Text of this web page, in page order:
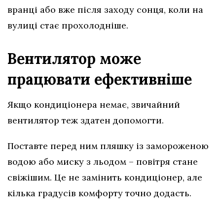
вранці або вже після заходу сонця, коли на
вулиці стає прохолодніше.
Вентилятор може
працювати ефективніше
Якщо кондиціонера немає, звичайний
вентилятор теж здатен допомогти.
Поставте перед ним пляшку із замороженою
водою або миску з льодом – повітря стане
свіжішим. Це не замінить кондиціонер, але
кілька градусів комфорту точно додасть.